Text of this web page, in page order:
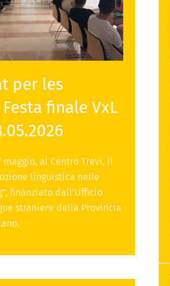
per les
finale VxL
maggio, al Centro Trevi, il
linguistica nelle
finanziato dall’Ufficio
straniere della Provincia